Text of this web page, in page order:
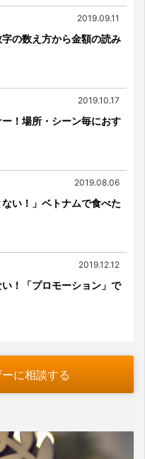
2019.09.11
字の数え方から金額の読み
2019.10.17
！場所・シーン毎におす
2019.08.06
ない！」ベトナムで食べた
2019.12.12
！「プロモーション」で
に相談する